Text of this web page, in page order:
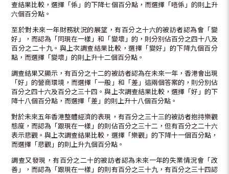
查結果比較，選擇「係」的下降七個百分點，而選擇「唔係」的則上升
六個百分點。
至於對未來一年財務狀況的展望，有百分之十六的被訪者認為會「變
好」，而認為「同現在一樣」和「變壞」的，則分別佔百分之四十八及
百分之二十九。與上次調查結果比較，選擇「變好」的下降九個百分
點，而選擇「變壞」的則上升十二個百分點。
調查結果又顯示，有百分之十二的被訪者認為在未來一年，香港會出現
「好」的營商環境，而選擇「一般」和「差」這兩個答案的，則分別佔
百分之四十六及百分之三十四。與上次調查結果比較，選擇「好」的下
降十八個百分點，而選擇「差」的則上升十八個百分點。
對於未來五年香港整體經濟的表現，有百分之三十三的被訪者抱持樂觀
態度，而認為「跟現在一樣」的則佔百分之三十二，但有百分之二十六
表示悲觀。與上次調查結果比較，選擇「樂觀」的下降十一個百分點，
而選擇「悲觀」的則上升九個百分點。
調查又發現，有百分之二十的被訪者認為未來一年的失業情況會「改
善」，而認為「跟現在一樣」的則有百分之三十九，有百分之三十四認